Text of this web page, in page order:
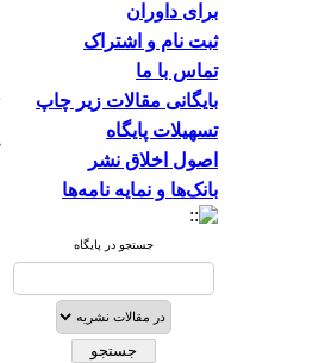
برای داوران
ثبت نام و اشتراک
تماس با ما
بایگانی مقالات زیر چاپ
تسهیلات پایگاه
اصول اخلاق نشر
بانک‌ها و نمایه نامه‌ها
جستجو در پایگاه